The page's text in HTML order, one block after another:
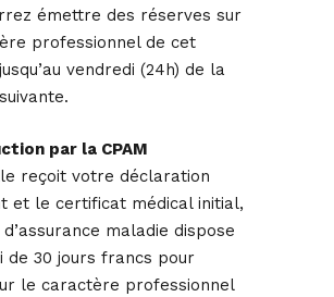
émettre des réserves sur
professionnel de cet
vendredi (24h) de la
par la CPAM
reçoit votre déclaration
et le certificat médical initial,
maladie dispose
de 30 jours francs pour
le caractère professionnel